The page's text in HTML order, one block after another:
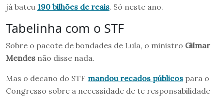
já bateu 190 bilhões de reais. Só neste ano.
Tabelinha com o STF
Sobre o pacote de bondades de Lula, o ministro Gilmar
Mendes não disse nada.
Mas o decano do STF mandou recados públicos para o
Congresso sobre a necessidade de te responsabilidade